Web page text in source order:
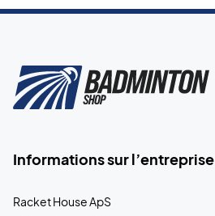
Informations sur l’entreprise
Racket House ApS